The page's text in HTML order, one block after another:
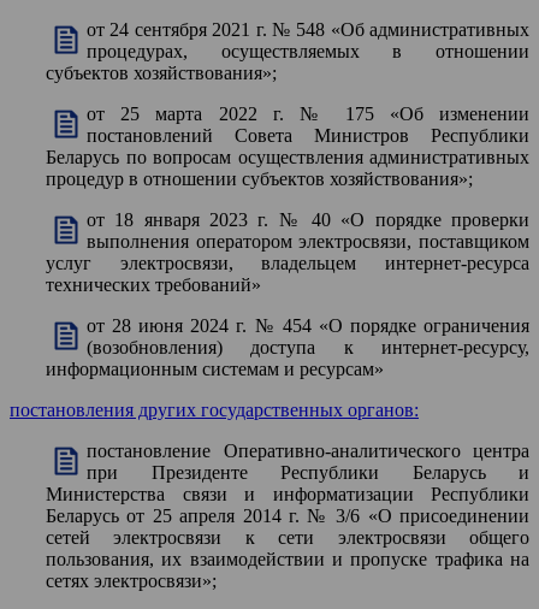
от 24 сентября 2021 г. № 548 «Об административных
процедурах, осуществляемых в отношении
субъектов хозяйствования»;
от 25 марта 2022 г. № 175 «Об изменении
постановлений Совета Министров Республики
Беларусь по вопросам осуществления административных
процедур в отношении субъектов хозяйствования»;
от 18 января 2023 г. № 40 «О порядке проверки
выполнения оператором электросвязи, поставщиком
услуг электросвязи, владельцем интернет-ресурса
технических требований»
от 28 июня 2024 г. № 454 «О порядке ограничения
(возобновления) доступа к интернет-ресурсу,
информационным системам и ресурсам»
постановления других государственных органов:
постановление Оперативно-аналитического центра
при Президенте Республики Беларусь и
Министерства связи и информатизации Республики
Беларусь от 25 апреля 2014 г. № 3/6 «О присоединении
сетей электросвязи к сети электросвязи общего
пользования, их взаимодействии и пропуске трафика на
сетях электросвязи»;